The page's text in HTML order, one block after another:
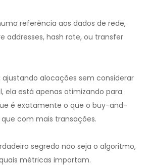
referência aos dados de rede,
addresses, hash rate, ou transfer
ajustando alocações sem considerar
ela está apenas otimizando para
é exatamente o que o buy-and-
que com mais transações.
segredo não seja o algoritmo,
métricas importam.